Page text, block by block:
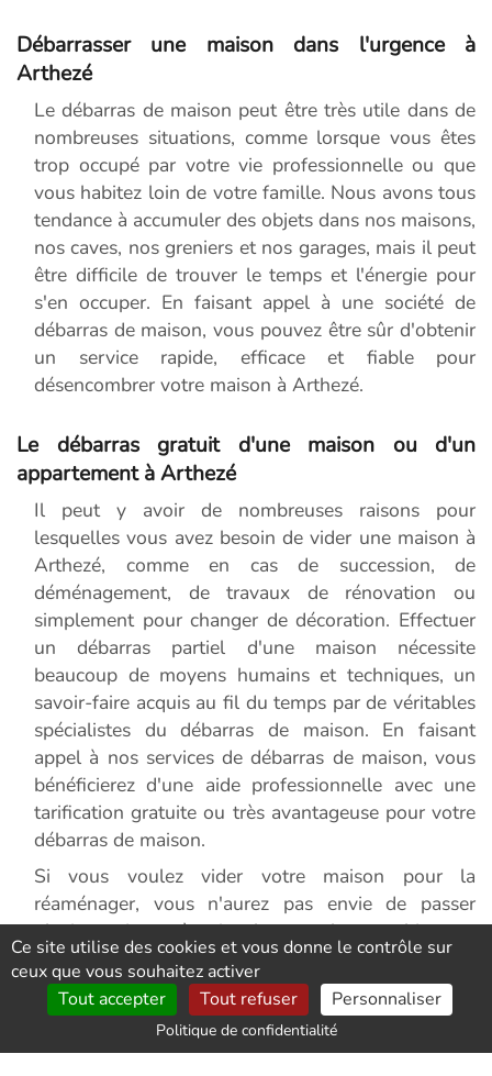
Débarrasser une maison dans l'urgence à
Arthezé
Le débarras de maison peut être très utile dans de
nombreuses situations, comme lorsque vous êtes
trop occupé par votre vie professionnelle ou que
vous habitez loin de votre famille. Nous avons tous
tendance à accumuler des objets dans nos maisons,
nos caves, nos greniers et nos garages, mais il peut
être difficile de trouver le temps et l'énergie pour
s'en occuper. En faisant appel à une société de
débarras de maison, vous pouvez être sûr d'obtenir
un service rapide, efficace et fiable pour
désencombrer votre maison à Arthezé.
Le débarras gratuit d'une maison ou d'un
appartement à Arthezé
Il peut y avoir de nombreuses raisons pour
lesquelles vous avez besoin de vider une maison à
Arthezé, comme en cas de succession, de
déménagement, de travaux de rénovation ou
simplement pour changer de décoration. Effectuer
un débarras partiel d'une maison nécessite
beaucoup de moyens humains et techniques, un
savoir-faire acquis au fil du temps par de véritables
spécialistes du débarras de maison. En faisant
appel à nos services de débarras de maison, vous
bénéficierez d'une aide professionnelle avec une
tarification gratuite ou très avantageuse pour votre
débarras de maison.
Si vous voulez vider votre maison pour la
réaménager, vous n'aurez pas envie de passer
plusieurs jours à trier les nombreux objets et
surtout à aller et venir à la déchetterie. Trouver une
logistique adaptée peut être difficile pour un
particulier, mais un professionnel du débarras de
maison dispose des moyens nécessaires. N'hésitez
Ce site utilise des cookies et vous donne le contrôle sur
ceux que vous souhaitez activer
Tout accepter
Tout refuser Personnaliser
Politique de confidentialité